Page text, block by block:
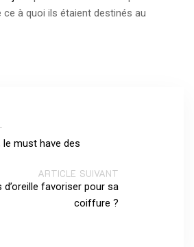
à quoi ils étaient destinés au
le must have des
ARTICLE SUIVANT
d’oreille favoriser pour sa
coiffure ?